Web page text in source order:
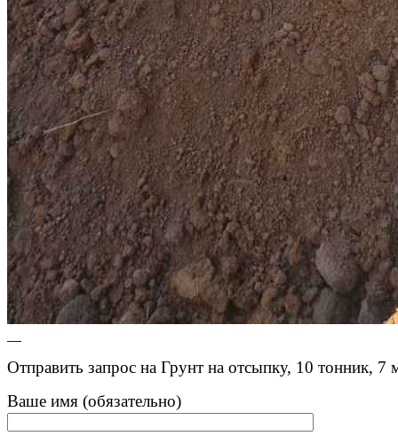
Отправить запрос на Грунт на отсыпку, 10 тонник, 7
Ваше имя (обязательно)